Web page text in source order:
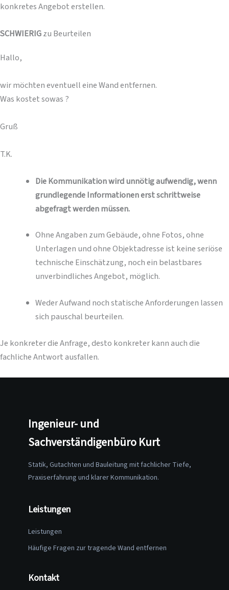
konkretes Angebot erstellen.
SCHWIERIGzu Beurteilen
Hallo,
wir möchten eventuell eine Wand entfernen.
Was kostet sowas ?
Gruß
T.K.
Die Kommunikation wird unnötig aufwendig, wenn
grundlegende Informationen erst schrittweise
abgefragt werden müssen.
Ohne Angaben zum Gebäude, ohne Fotos, ohne
Unterlagen und ohne Objektadresse ist keine seriöse
technische Einschätzung, noch ein belastbares
unverbindliches Angebot, möglich.
Weder Aufwand noch statische Anforderungen lassen
sich pauschal beurteilen.
Je konkreter die Anfrage, desto konkreter kann auch die
fachliche Antwort ausfallen.
Ingenieur- und
Sachverständigenbüro Kurt
Statik, Gutachten und Bauleitung mit fachlicher Tiefe,
Praxiserfahrung und klarer Kommunikation.
Leistungen
Leistungen
Häufige Fragen zur tragende Wand entfernen
Kontakt